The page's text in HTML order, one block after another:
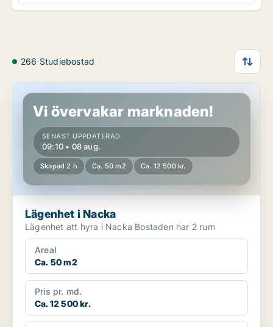
266 Studiebostad
Lägenhet i Nacka
Vi övervakar marknaden!
SENAST UPPDATERAD
09:10 • 08 aug.
Skapad 2 h Ca. 50 m2 Ca. 12 500 kr.
Lägenhet i Nacka
Lägenhet att hyra i Nacka Bostaden har 2 rum
Areal
Ca. 50 m2
Pris pr. md.
Ca. 12 500 kr.